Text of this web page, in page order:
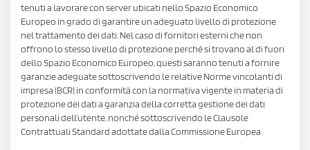
tenuti a lavorare con server ubicati nello Spazio Economico
Europeo in grado di garantire un adeguato livello di protezione
nel trattamento dei dati. Nel caso di fornitori esterni che non
offrono lo stesso livello di protezione perché si trovano al di fuori
dello Spazio Economico Europeo, questi saranno tenuti a fornire
garanzie adeguate sottoscrivendo le relative Norme vincolanti di
impresa (BCR) in conformità con la normativa vigente in materia di
protezione dei dati a garanzia della corretta gestione dei dati
personali dell’utente, nonché sottoscrivendo le Clausole
Contrattuali Standard adottate dalla Commissione Europea.